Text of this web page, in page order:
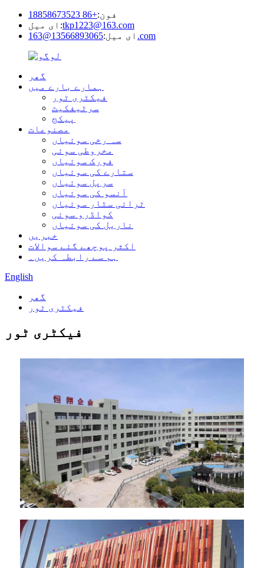
فون:+86 18858673523
ای میل:tkp1223@163.com
ای میل: 13566893065@163.com
گھر
ہمارے بارے میں
فیکٹری ٹور
سرٹیفکیٹ
پیکج
مصنوعات
سہ رخی سوئیاں
مخروطی سوئی
فورک سوئیاں
ستارے کی سوئیاں
سرپل سوئیاں
آنسو کی سوئیاں
ٹرائی سٹار سوئیاں
کواڈرو سوئی
ناریل کی سوئیاں
خبریں
اکثر پوچھے گئے سوالات
ہم سے رابطہ کریں۔
English
گھر
فیکٹری ٹور
فیکٹری ٹور